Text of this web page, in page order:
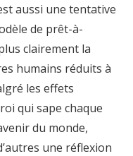
aussi une tentative
de prêt-à-
clairement la
humains réduits à
les effets
qui sape chaque
du monde,
une réflexion